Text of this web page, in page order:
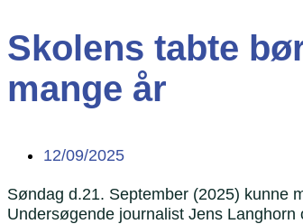
Skolens tabte
mange år
12/09/2025
Søndag d.21. September (2025) kunne
Undersøgende journalist Jens